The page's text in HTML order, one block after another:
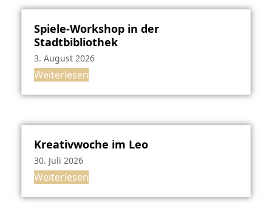
Spiele-Workshop in der
Stadtbibliothek
3. August 2026
Weiterlesen
Kreativwoche im Leo
30. Juli 2026
Weiterlesen